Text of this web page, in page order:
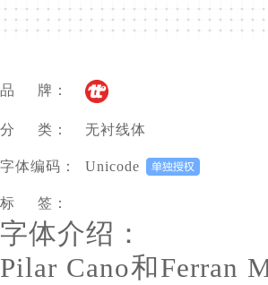
品 牌：
分 类： 无衬线体
字体编码： Unicode
标 签：
字体介绍：
Pilar Cano和Ferran